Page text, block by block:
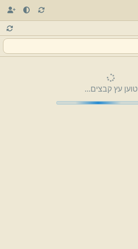
טוען עץ קבצים...